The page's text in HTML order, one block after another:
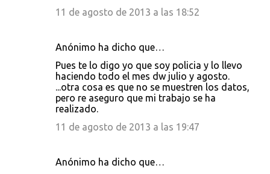
11 de agosto de 2013 a las 18:52
Anónimo ha dicho que…
Pues te lo digo yo que soy policia y lo llevo
haciendo todo el mes dw julio y agosto.
...otra cosa es que no se muestren los datos,
pero re aseguro que mi trabajo se ha
realizado.
11 de agosto de 2013 a las 19:47
Anónimo ha dicho que…